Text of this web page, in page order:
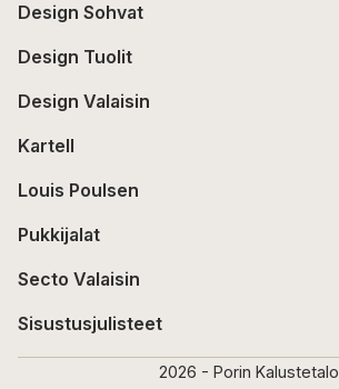
Design Sohvat
Design Tuolit
Design Valaisin
Kartell
Louis Poulsen
Pukkijalat
Secto Valaisin
Sisustusjulisteet
2026 - Porin Kalustetalo